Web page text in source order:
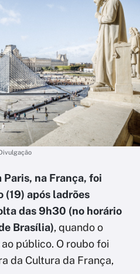
Paris, na França, foi
(19) após ladrões
das 9h30 (no horário
Brasília), quando o
público. O roubo foi
da Cultura da França,